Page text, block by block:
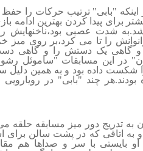
اینکه "بابی" ترتیب حرکات را
برای پیدا کردن بهترین ادامه
شدت عصبی بود،ناخنهایش
را تا می کرد،بر روی
گاهی یک دستش را و گاهی
در این مسابقات "ساموئل
شکست داده بود و به همین دلیل
بودند.هر چند "بابی" در
به تدریج دور میز مسابقه حلقه
اتاقی که در پشت سالن برای
او بایستی با سر و صداها هم